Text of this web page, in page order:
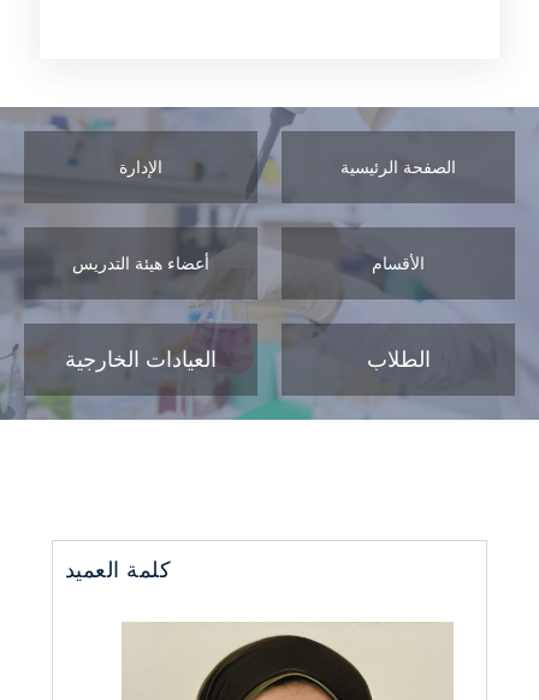
الصفحة الرئيسية الإدارة
الأقسام أعضاء هيئة التدريس
الطلاب العيادات الخارجية
كلمة العميد